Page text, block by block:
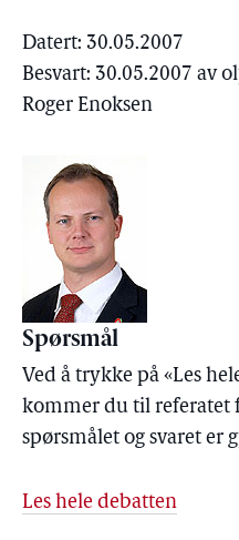
Datert: 30.05.2007
Besvart: 30.05.2007 av
Roger Enoksen
Spørsmål
Ved å trykke på «Les
kommer du til referatet
spørsmålet og svaret er
Les hele debatten